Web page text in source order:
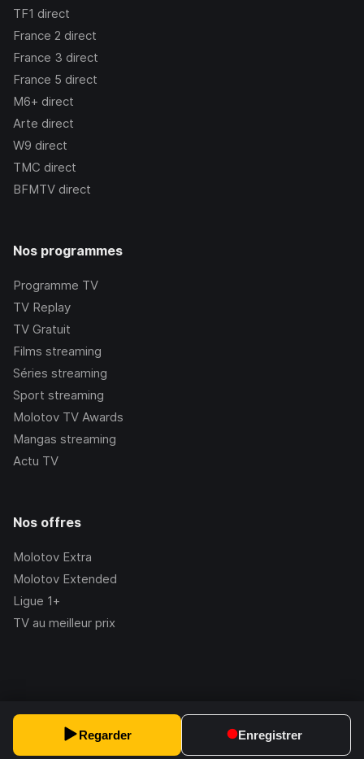
Regarder Enregistrer
TF1 direct
France 2 direct
France 3 direct
France 5 direct
M6+ direct
Arte direct
W9 direct
TMC direct
BFMTV direct
Nos programmes
Programme TV
TV Replay
TV Gratuit
Films streaming
Séries streaming
Sport streaming
Molotov TV Awards
Mangas streaming
Actu TV
Nos offres
Molotov Extra
Molotov Extended
Ligue 1+
TV au meilleur prix
2.228.1